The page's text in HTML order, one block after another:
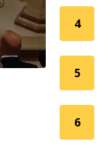
4
5
6